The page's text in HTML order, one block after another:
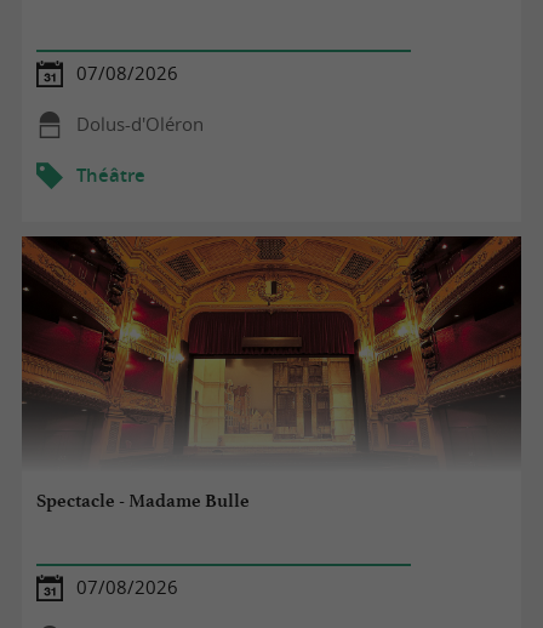
07/08/2026
Dolus-d'Oléron
Théâtre
Spectacle - Madame Bulle
07/08/2026